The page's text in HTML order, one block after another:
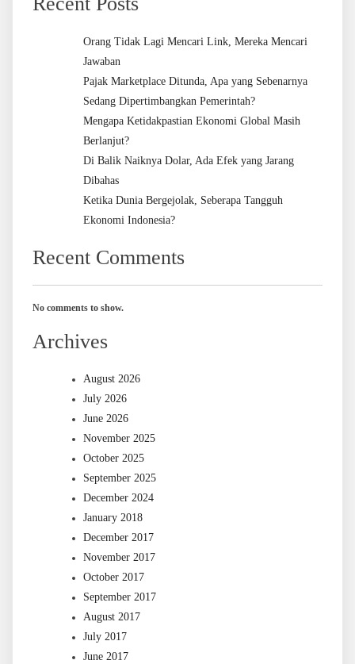
Orang Tidak Lagi Mencari Link, Mereka Mencari
Jawaban
Pajak Marketplace Ditunda, Apa yang Sebenarnya
Sedang Dipertimbangkan Pemerintah?
Mengapa Ketidakpastian Ekonomi Global Masih
Berlanjut?
Di Balik Naiknya Dolar, Ada Efek yang Jarang
Dibahas
Ketika Dunia Bergejolak, Seberapa Tangguh
Ekonomi Indonesia?
Recent Comments
No comments to show.
Archives
August 2026
July 2026
June 2026
November 2025
October 2025
September 2025
December 2024
January 2018
December 2017
November 2017
October 2017
September 2017
August 2017
July 2017
June 2017